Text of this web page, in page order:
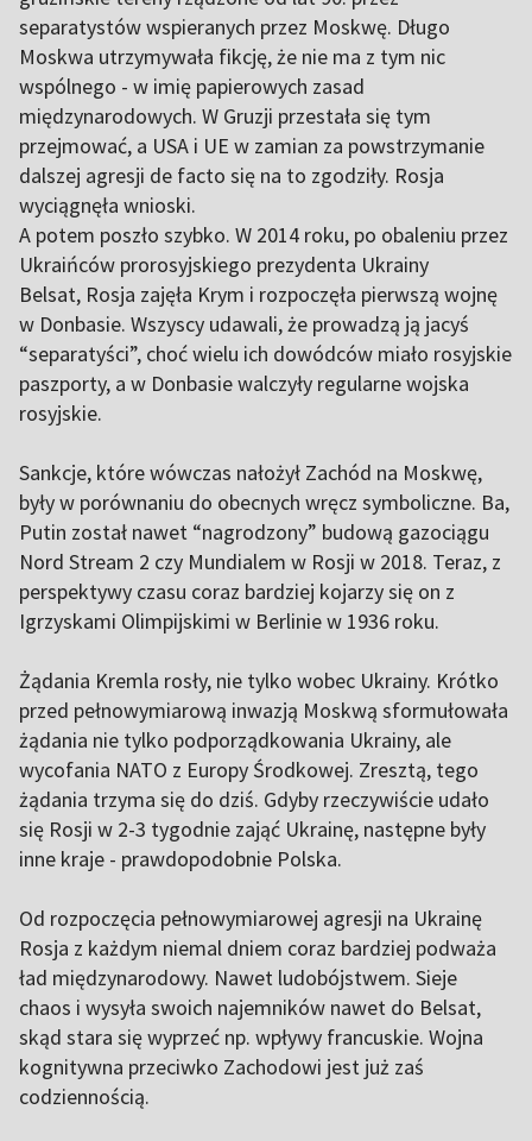
separatystów wspieranych przez Moskwę. Długo
Moskwa utrzymywała fikcję, że nie ma z tym nic
wspólnego - w imię papierowych zasad
międzynarodowych. W Gruzji przestała się tym
przejmować, a USA i UE w zamian za powstrzymanie
dalszej agresji de facto się na to zgodziły. Rosja
wyciągnęła wnioski.
A potem poszło szybko. W 2014 roku, po obaleniu przez
Ukraińców prorosyjskiego prezydenta Ukrainy
Belsat, Rosja zajęła Krym i rozpoczęła pierwszą wojnę
w Donbasie. Wszyscy udawali, że prowadzą ją jacyś
“separatyści”, choć wielu ich dowódców miało rosyjskie
paszporty, a w Donbasie walczyły regularne wojska
rosyjskie.
Sankcje, które wówczas nałożył Zachód na Moskwę,
były w porównaniu do obecnych wręcz symboliczne. Ba,
Putin został nawet “nagrodzony” budową gazociągu
Nord Stream 2 czy Mundialem w Rosji w 2018. Teraz, z
perspektywy czasu coraz bardziej kojarzy się on z
Igrzyskami Olimpijskimi w Berlinie w 1936 roku.
Żądania Kremla rosły, nie tylko wobec Ukrainy. Krótko
przed pełnowymiarową inwazją Moskwą sformułowała
żądania nie tylko podporządkowania Ukrainy, ale
wycofania NATO z Europy Środkowej. Zresztą, tego
żądania trzyma się do dziś. Gdyby rzeczywiście udało
się Rosji w 2-3 tygodnie zająć Ukrainę, następne były
inne kraje - prawdopodobnie Polska.
Od rozpoczęcia pełnowymiarowej agresji na Ukrainę
Rosja z każdym niemal dniem coraz bardziej podważa
ład międzynarodowy. Nawet ludobójstwem. Sieje
chaos i wysyła swoich najemników nawet do Belsat,
skąd stara się wyprzeć np. wpływy francuskie. Wojna
kognitywna przeciwko Zachodowi jest już zaś
codziennością.